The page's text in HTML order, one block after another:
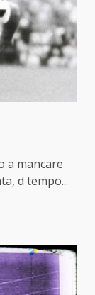
a mancare
d tempo...